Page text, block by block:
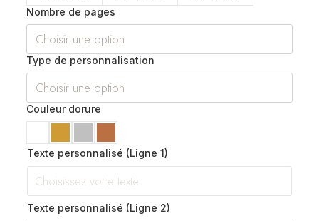
Nombre de pages
Type de personnalisation
Couleur dorure
Texte personnalisé (Ligne 1)
Texte personnalisé (Ligne 2)